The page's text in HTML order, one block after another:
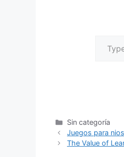
Sin categoría
Juegos para
The Value of